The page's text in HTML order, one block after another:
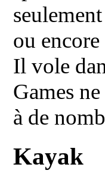
ou
Il vole
Games
à de
Kayak